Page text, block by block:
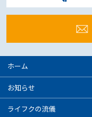
ホーム
お知らせ
ライフクの流儀